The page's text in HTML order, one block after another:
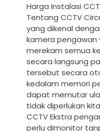
Harga Instalasi
Tentang CCTV
yang dikenal
kamera pengawan
merekam semua
secara langsung
tersebut secara
kedalam memori
dapat memutar
tidak diperlukan
CCTV Ekstra
perlu dimonitor